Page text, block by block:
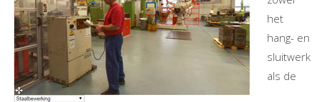
het
hang- en
sluitwerk
als de